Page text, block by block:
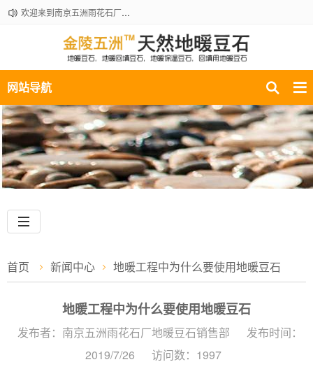
欢迎来到南京五洲雨花石厂地暖豆石销售部！咨询热线：18061210301
网站导航
首页 新闻中心 地暖工程中为什么要使用地暖豆石
地暖工程中为什么要使用地暖豆石
发布者：南京五洲雨花石厂地暖豆石销售部
发布时间：
2019/7/26
访问数：1997